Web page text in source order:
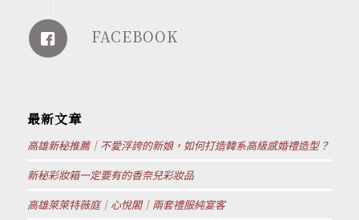
FACEBOOK
最新文章
高雄新秘推薦｜不愛浮誇的新娘，如何打造韓系高級感婚禮造型？
新秘彩妝箱一定要有的香奈兒彩妝品
高雄萊萊特薇庭｜心悅閣｜兩套禮服純宴客